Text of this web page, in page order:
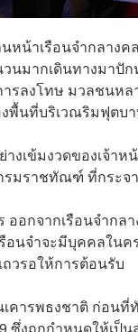
น้าเรือนจำกลาง
นมากเดินทางมา
ลงโทษ มวลชนหล
งพื้นที่บริเวณริมฟุต
งเข้มงวดของเจ้า
มราชทัณฑ์ ที่กระจ
อกจากเรือนจำกล
อนจำจะมีบุคคลใน
วรอให้การต้อนรับ
คารพธงชาติ ก่อน
ซึ่งถูกกำหนดให้เ